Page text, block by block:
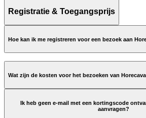
Registratie & Toegangsprijs
Hoe kan ik me registreren voor een bezoek aan
nieuwsbrief
Wat zijn de kosten voor het bezoeken van
Ik heb geen e-mail met een kortingscode
aanvragen?